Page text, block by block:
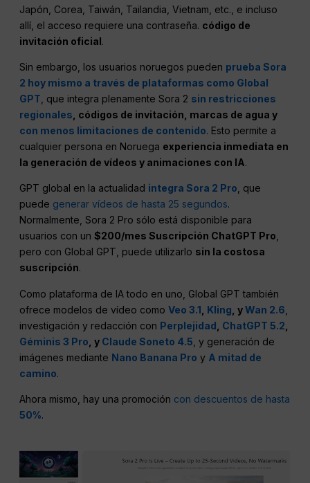
Japón, Corea, Taiwán, Tailandia, Vietnam, etc., e incluso
allí, el acceso requiere una contraseña. código de
invitación oficial.
Sin embargo, los usuarios noruegos pueden prueba Sora
2 hoy mismo a través de plataformas como Global
GPT , que integra plenamente Sora 2 sin restricciones
regionales , códigos de invitación, marcas de agua y
con menos limitaciones de contenido. Esto permite a
cualquier persona en Noruega experiencia inmediata en
la generación de vídeos y animaciones con IA.
GPT global en la actualidad integra Sora 2 Pro, que
puede generar vídeos de hasta 25 segundos.
Normalmente, Sora 2 Pro sólo está disponible para
usuarios con un$200/mes Suscripción ChatGPT Pro,
pero con Global GPT, puede utilizarlo sin la costosa
suscripción.
Como plataforma de IA todo en uno, Global GPT también
ofrece modelos de vídeo comoVeo 3.1 Kling , yWan 2.6
investigación y redacción con Perplejidad ChatGPT 5.2
Géminis 3 Pro , y Claude Soneto 4.5 , y generación de
imágenes mediante Nano Banana Pro y A mitad de
camino.
Ahora mismo, hay una promoción con descuentos de hasta
50%.